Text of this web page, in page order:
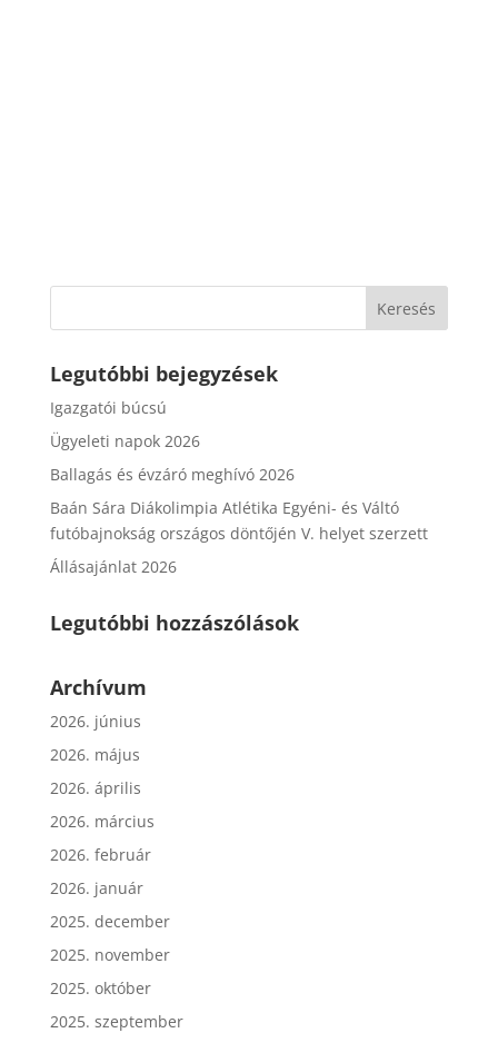
Legutóbbi bejegyzések
Igazgatói búcsú
Ügyeleti napok 2026
Ballagás és évzáró meghívó 2026
Baán Sára Diákolimpia Atlétika Egyéni- és Váltó
futóbajnokság országos döntőjén V. helyet szerzett
Állásajánlat 2026
Legutóbbi hozzászólások
Archívum
2026. június
2026. május
2026. április
2026. március
2026. február
2026. január
2025. december
2025. november
2025. október
2025. szeptember